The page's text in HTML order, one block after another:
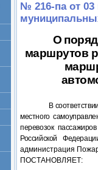
№ 216-па от 03
О
маршрутов
В
местного
перевозок
Российской
администрация
ПОСТАНОВЛЯЕТ: